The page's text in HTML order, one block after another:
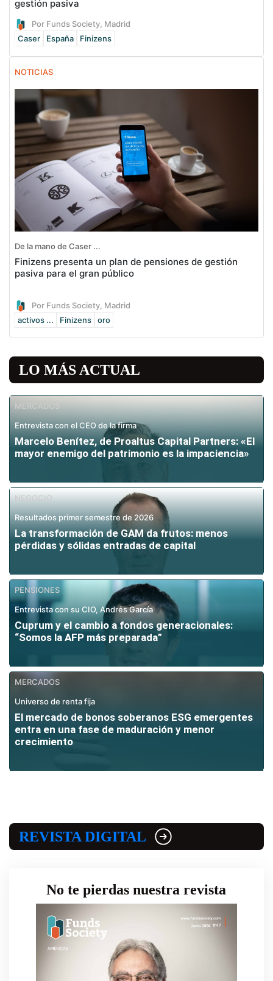
gestión pasiva
Por Funds Society, Madrid
Caser
España Finizens
NOTICIAS
De la mano de Caser ...
Finizens presenta un plan de pensiones de gestión
pasiva para el gran público
Por Funds Society, Madrid
activos ...
Finizens oro
LO MÁS ACTUAL
MERCADOS
Entrevista con el CEO de la firma
Marcelo Benítez, de Proaltus Capital Partners: «El
mayor enemigo del patrimonio es la impaciencia»
NEGOCIO
Resultados primer semestre de 2026
La transformación de GAM da frutos: menos
pérdidas y sólidas entradas de capital
PENSIONES
Entrevista con su CIO, Andrés García
Cuprum y el cambio a fondos generacionales:
“Somos la AFP más preparada”
MERCADOS
Universo de renta fija
El mercado de bonos soberanos ESG emergentes
entra en una fase de maduración y menor
crecimiento
REVISTA DIGITAL
No te pierdas nuestra revista